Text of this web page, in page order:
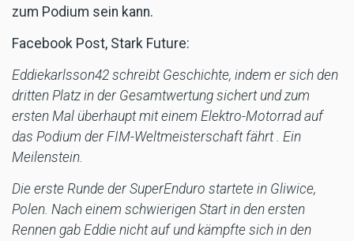
zum Podium sein kann.
Facebook Post, Stark Future:
Eddiekarlsson42 schreibt Geschichte, indem er sich den
dritten Platz in der Gesamtwertung sichert und zum
ersten Mal überhaupt mit einem Elektro-Motorrad auf
das Podium der FIM-Weltmeisterschaft fährt . Ein
Meilenstein.
Die erste Runde der SuperEnduro startete in Gliwice,
Polen. Nach einem schwierigen Start in den ersten
Rennen gab Eddie nicht auf und kämpfte sich in den